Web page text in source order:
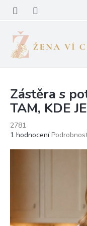
obsah
Zástěra s
TAM, KDE
2781
Průměrné
hvězdiček.
1 hodnocení